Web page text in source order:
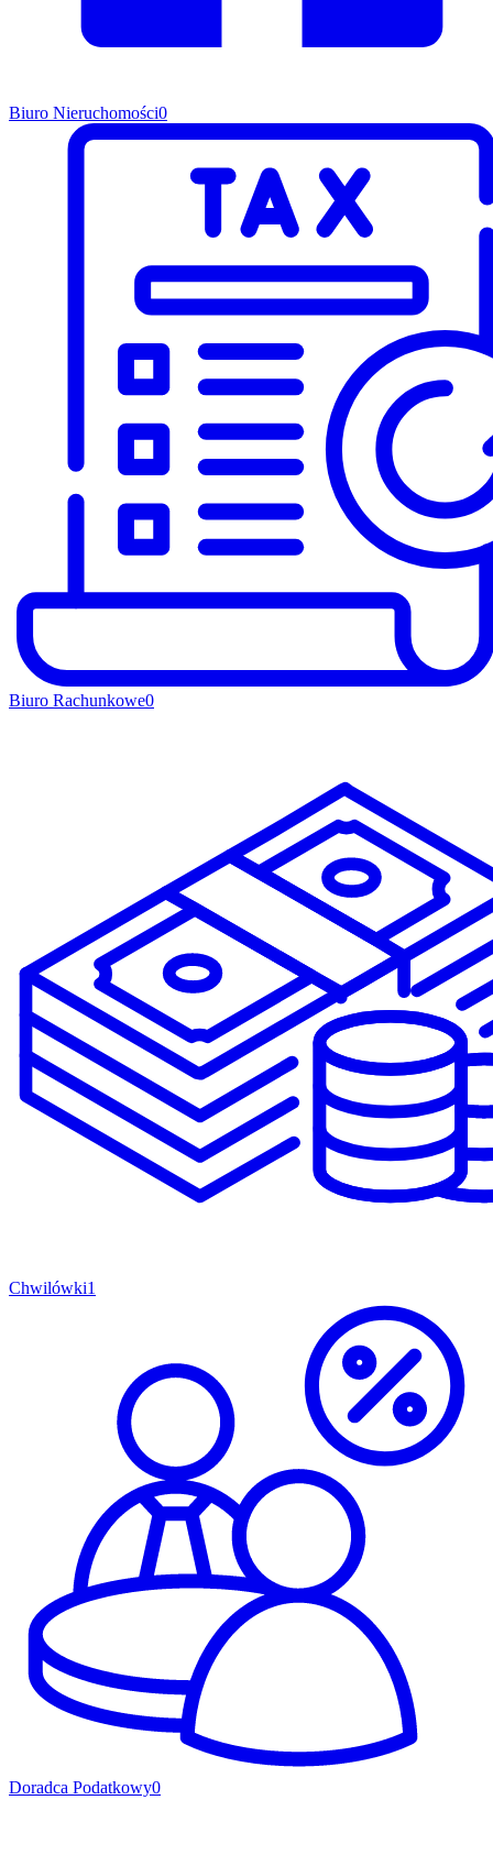
Biuro Nieruchomości0
Biuro Rachunkowe0
Chwilówki1
Doradca Podatkowy0